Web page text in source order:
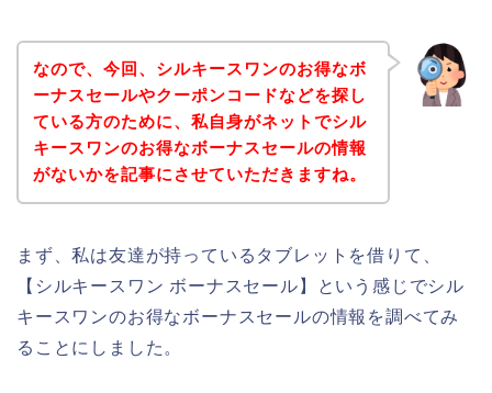
なので、今回、シルキースワンのお得なボ
ーナスセールやクーポンコードなどを探し
ている方のために、私自身がネットでシル
キースワンのお得なボーナスセールの情報
がないかを記事にさせていただきますね。
まず、私は友達が持っているタブレットを借りて、
【シルキースワン ボーナスセール】という感じでシル
キースワンのお得なボーナスセールの情報を調べてみ
ることにしました。